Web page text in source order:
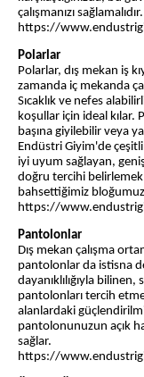
çalışmanızı sağlamalıdır.
https://
Polarlar
Polarlar, dış mekan iş
zamanda iç mekanda
Sıcaklık ve nefes
koşullar için ideal kılar.
başına giyilebilir veya
Endüstri Giyim'de
iyi uyum sağlayan,
doğru tercihi belirlemek
bahsettiğimiz
https://
Pantolonlar
Dış mekan çalışma
pantolonlar da istisna
dayanıklılığıyla
pantolonları tercih
alanlardaki
pantolonunuzun açık
sağlar.
https://